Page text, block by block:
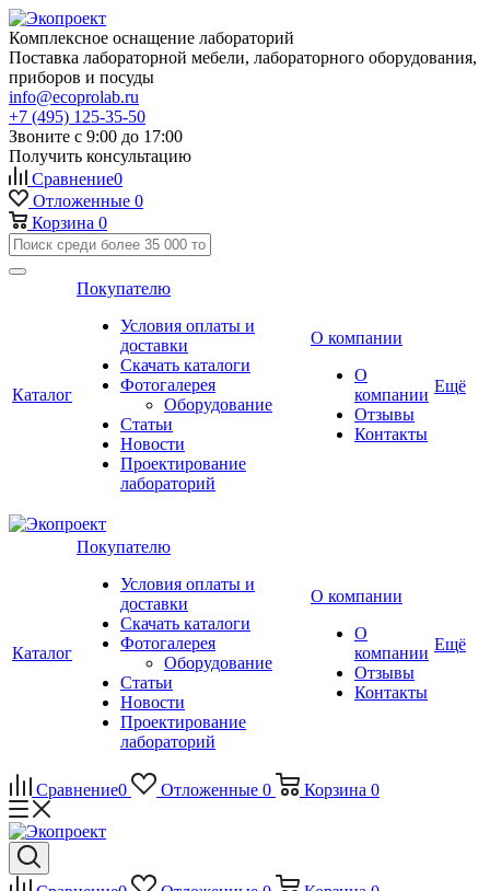
Комплексное оснащение лабораторий
Поставка лабораторной мебели, лабораторного оборудования,
приборов и посуды
info@ecoprolab.ru
+7 (495) 125-35-50
Звоните с 9:00 до 17:00
Получить консультацию
Сравнение0
Отложенные 0
Корзина 0
Каталог
Покупателю
Условия оплаты и
доставки
Скачать каталоги
Фотогалерея
Оборудование
Статьи
Новости
Проектирование
лабораторий
О компании
О
компании
Отзывы
Контакты
Ещё
Каталог
Покупателю
Условия оплаты и
доставки
Скачать каталоги
Фотогалерея
Оборудование
Статьи
Новости
Проектирование
лабораторий
О компании
О
компании
Отзывы
Контакты
Ещё
Сравнение0 Отложенные 0 Корзина 0